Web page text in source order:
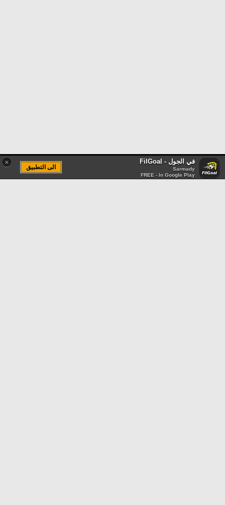
× في الجول - FilGoal
Sarmady
FREE - In Google Play
الى التطبيق